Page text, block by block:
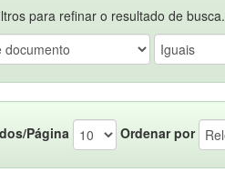
para refinar o resultado de busca.
Página Ordenar por